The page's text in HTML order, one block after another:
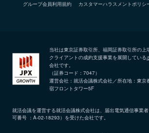
グループ会員利用規約 カスタマーハラスメントポリシ
当社は東京証券取引所、福岡証券取引所の上
クライアントの成約支援事業を展開している
会社です。
（証券コード：7047）
運営会社：就活会議株式会社／所在地：東
宿フロントタワー5F
就活会議を運営する就活会議株式会社は、届出電気通信事業
可番号 ：A-02-18293）を受けた会社です。